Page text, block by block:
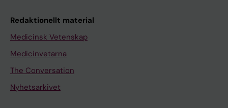
Redaktionellt material
Medicinsk Vetenskap
Medicinvetarna
The Conversation
Nyhetsarkivet